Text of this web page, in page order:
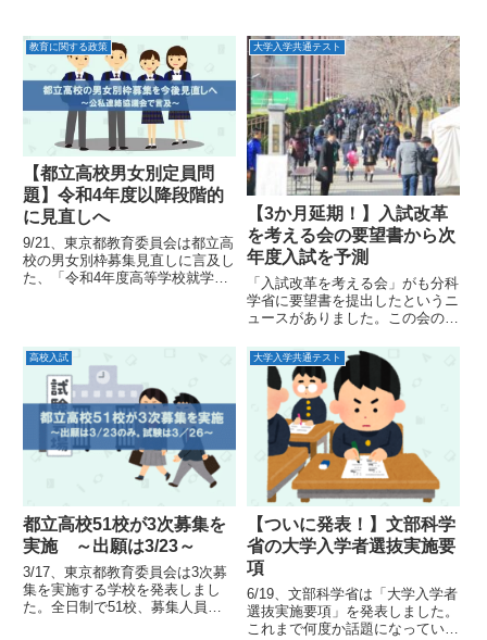
教育に関する政策
【都立高校男女別定員問
題】令和4年度以降段階的
に見直しへ
9/21、東京都教育委員会は都立高
校の男女別枠募集見直しに言及し
た、「令和4年度高等学校就学計
大学入学共通テスト
【3か月延期！】入試改革
を考える会の要望書から次
年度入試を予測
「入試改革を考える会」がも分科
学省に要望書を提出したというニ
ュースがありました。この会の権
の入試制度に対して具体的な発信
が出ない状況もよくありません。
要望内容から来年度入試をどうす
べきか考えます。
高校入試
都立高校51校が3次募集を
実施 ～出願は3/23～
3/17、東京都教育委員会は3次募
集を実施する学校を発表しまし
た。全日制で51校、募集人員は
大学入学共通テスト
【ついに発表！】文部科学
省の大学入学者選抜実施要
項
6/19、文部科学省は「大学入学者
選抜実施要項」を発表しました。
これまで何度か話題になっていた